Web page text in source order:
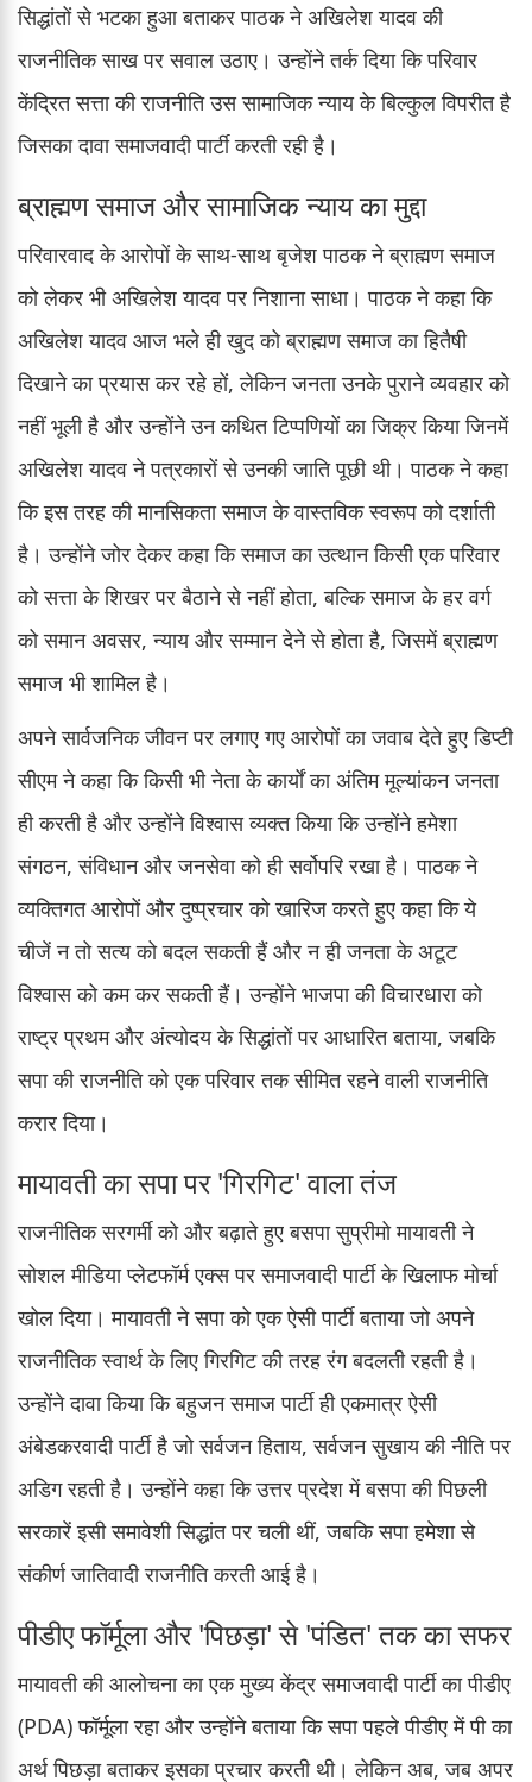
सिद्धांतों से भटका हुआ बताकर पाठक ने अखिलेश यादव की
राजनीतिक साख पर सवाल उठाए। उन्होंने तर्क दिया कि परिवार
केंद्रित सत्ता की राजनीति उस सामाजिक न्याय के बिल्कुल विपरीत है
जिसका दावा समाजवादी पार्टी करती रही है।
ब्राह्मण समाज और सामाजिक न्याय का मुद्दा
परिवारवाद के आरोपों के साथ-साथ बृजेश पाठक ने ब्राह्मण समाज
को लेकर भी अखिलेश यादव पर निशाना साधा। पाठक ने कहा कि
अखिलेश यादव आज भले ही खुद को ब्राह्मण समाज का हितैषी
दिखाने का प्रयास कर रहे हों, लेकिन जनता उनके पुराने व्यवहार को
नहीं भूली है और उन्होंने उन कथित टिप्पणियों का जिक्र किया जिनमें
अखिलेश यादव ने पत्रकारों से उनकी जाति पूछी थी। पाठक ने कहा
कि इस तरह की मानसिकता समाज के वास्तविक स्वरूप को दर्शाती
है। उन्होंने जोर देकर कहा कि समाज का उत्थान किसी एक परिवार
को सत्ता के शिखर पर बैठाने से नहीं होता, बल्कि समाज के हर वर्ग
को समान अवसर, न्याय और सम्मान देने से होता है, जिसमें ब्राह्मण
समाज भी शामिल है।
अपने सार्वजनिक जीवन पर लगाए गए आरोपों का जवाब देते हुए डिप्टी
सीएम ने कहा कि किसी भी नेता के कार्यों का अंतिम मूल्यांकन जनता
ही करती है और उन्होंने विश्वास व्यक्त किया कि उन्होंने हमेशा
संगठन, संविधान और जनसेवा को ही सर्वोपरि रखा है। पाठक ने
व्यक्तिगत आरोपों और दुष्प्रचार को खारिज करते हुए कहा कि ये
चीजें न तो सत्य को बदल सकती हैं और न ही जनता के अटूट
विश्वास को कम कर सकती हैं। उन्होंने भाजपा की विचारधारा को
राष्ट्र प्रथम और अंत्योदय के सिद्धांतों पर आधारित बताया, जबकि
सपा की राजनीति को एक परिवार तक सीमित रहने वाली राजनीति
करार दिया।
मायावती का सपा पर 'गिरगिट' वाला तंज
राजनीतिक सरगर्मी को और बढ़ाते हुए बसपा सुप्रीमो मायावती ने
सोशल मीडिया प्लेटफॉर्म एक्स पर समाजवादी पार्टी के खिलाफ मोर्चा
खोल दिया। मायावती ने सपा को एक ऐसी पार्टी बताया जो अपने
राजनीतिक स्वार्थ के लिए गिरगिट की तरह रंग बदलती रहती है।
उन्होंने दावा किया कि बहुजन समाज पार्टी ही एकमात्र ऐसी
अंबेडकरवादी पार्टी है जो सर्वजन हिताय, सर्वजन सुखाय की नीति पर
अडिग रहती है। उन्होंने कहा कि उत्तर प्रदेश में बसपा की पिछली
सरकारें इसी समावेशी सिद्धांत पर चली थीं, जबकि सपा हमेशा से
संकीर्ण जातिवादी राजनीति करती आई है।
पीडीए फॉर्मूला और 'पिछड़ा' से 'पंडित' तक का सफर
मायावती की आलोचना का एक मुख्य केंद्र समाजवादी पार्टी का पीडीए
(PDA) फॉर्मूला रहा और उन्होंने बताया कि सपा पहले पीडीए में पी का
अर्थ पिछड़ा बताकर इसका प्रचार करती थी। लेकिन अब, जब अपर